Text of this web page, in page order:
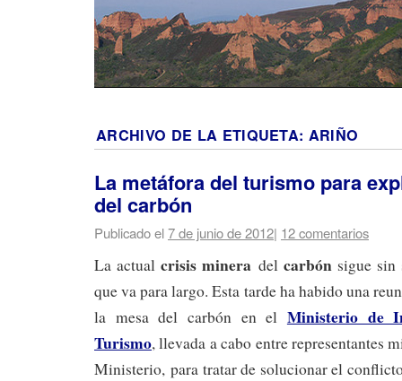
ARCHIVO DE LA ETIQUETA: ARIÑO
La metáfora del turismo para
del carbón
Publicado el7 de junio de 2012| 12 comentarios
La actualcrisis minera delcarbón sigue sin
que va para largo. Esta tarde ha habido una
la mesa del carbón en el Ministerio de
Turismo, llevada a cabo entre representantes
Ministerio, para tratar de solucionar el